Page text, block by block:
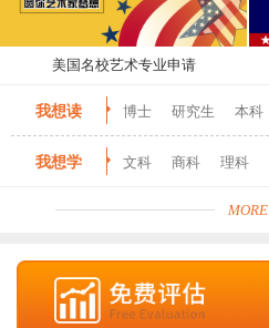
美国名校艺术专业申请
我想读 博士 研究生 本科
我想学 文科 商科 理科
MORE